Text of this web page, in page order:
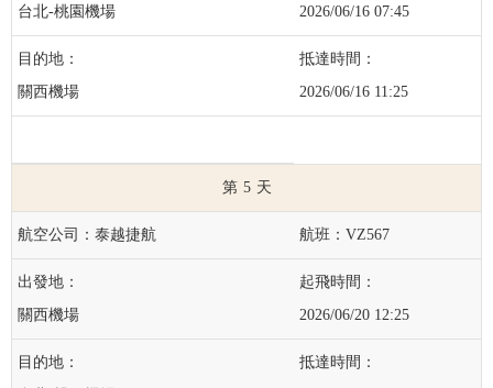
台北-桃園機場 2026/06/16 07:45
關西機場 2026/06/16 11:25
5
泰越捷航 VZ567
關西機場 2026/06/20 12:25